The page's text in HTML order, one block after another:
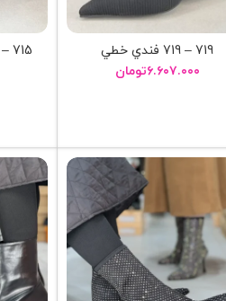
719 – 719 فندي خطي
۶.۶۰۷.۰۰۰تومان
715 – نيمبوت پنجه فلز 715